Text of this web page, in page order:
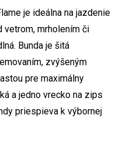
je ideálna na jazdenie
vetrom, mrholením či
Bunda je šitá
zvýšeným
pre maximálny
a jedno vrecko na zips
priespieva k výbornej